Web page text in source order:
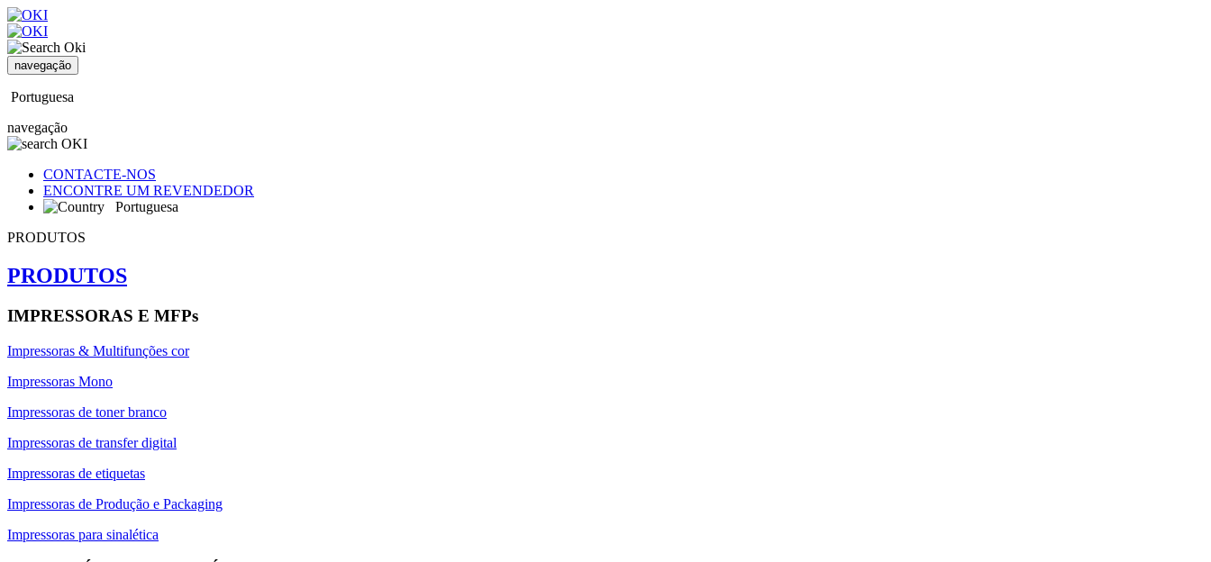
navegação
Portuguesa
navegação
CONTACTE-NOS
ENCONTRE UM REVENDEDOR
Portuguesa
PRODUTOS
PRODUTOS
IMPRESSORAS E MFPs
Impressoras & Multifunções cor
Impressoras Mono
Impressoras de toner branco
Impressoras de transfer digital
Impressoras de etiquetas
Impressoras de Produção e Packaging
Impressoras para sinalética